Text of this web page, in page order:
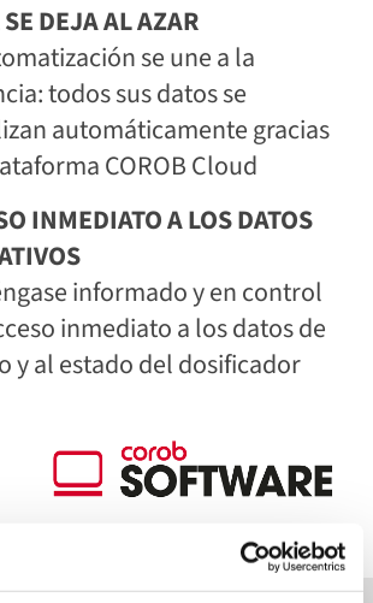
DEJA AL AZAR
se une a la
todos sus datos se
automáticamente gracias
COROB Cloud
INMEDIATO A LOS DATOS
informado y en control
inmediato a los datos de
y al estado del dosificador